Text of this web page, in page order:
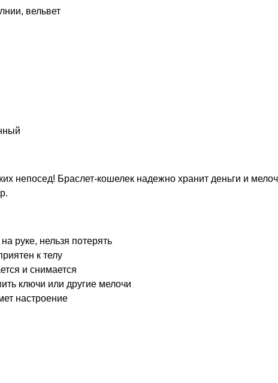
вельвет
непосед! Браслет-кошелек надежно хранит деньги и
руке, нельзя потерять
к телу
и снимается
ключи или другие мелочи
настроение